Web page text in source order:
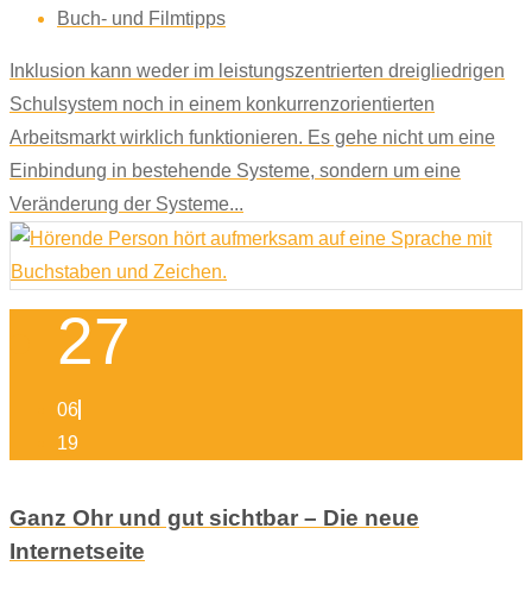
Buch- und Filmtipps
Inklusion kann weder im leistungszentrierten dreigliedrigen
Schulsystem noch in einem konkurrenzorientierten
Arbeitsmarkt wirklich funktionieren. Es gehe nicht um eine
Einbindung in bestehende Systeme, sondern um eine
Veränderung der Systeme...
27
06
19
Ganz Ohr und gut sichtbar – Die neue
Internetseite